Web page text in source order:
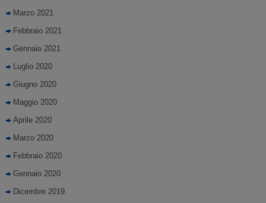
Marzo 2021
Febbraio 2021
Gennaio 2021
Luglio 2020
Giugno 2020
Maggio 2020
Aprile 2020
Marzo 2020
Febbraio 2020
Gennaio 2020
Dicembre 2019